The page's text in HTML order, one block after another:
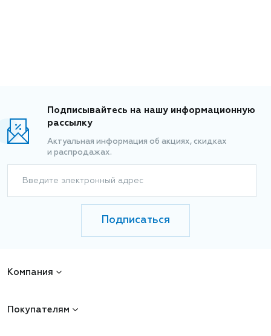
Подписывайтесь на нашу информационную
рассылку
Актуальная информация об акциях, скидках
и распродажах.
Введите электронный адрес
Подписаться
Компания
Покупателям